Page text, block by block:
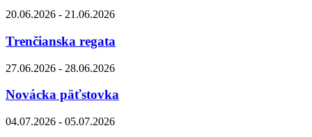
20.06.2026 - 21.06.2026
Trenčianska regata
27.06.2026 - 28.06.2026
Novácka päťstovka
04.07.2026 - 05.07.2026